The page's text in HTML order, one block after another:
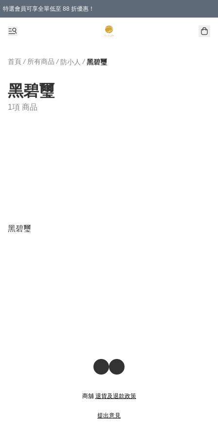
特選會員可享全單低至 88 折優惠！
購物滿 HKD 1000.00即享免運費優惠！（適用於 特定的送貨方式 )
首頁 / 所有商品 / 防小人 / 黑碧璽
黑碧璽
1項 商品
黑碧璽
商舖 退貨及退款政策
提出意見